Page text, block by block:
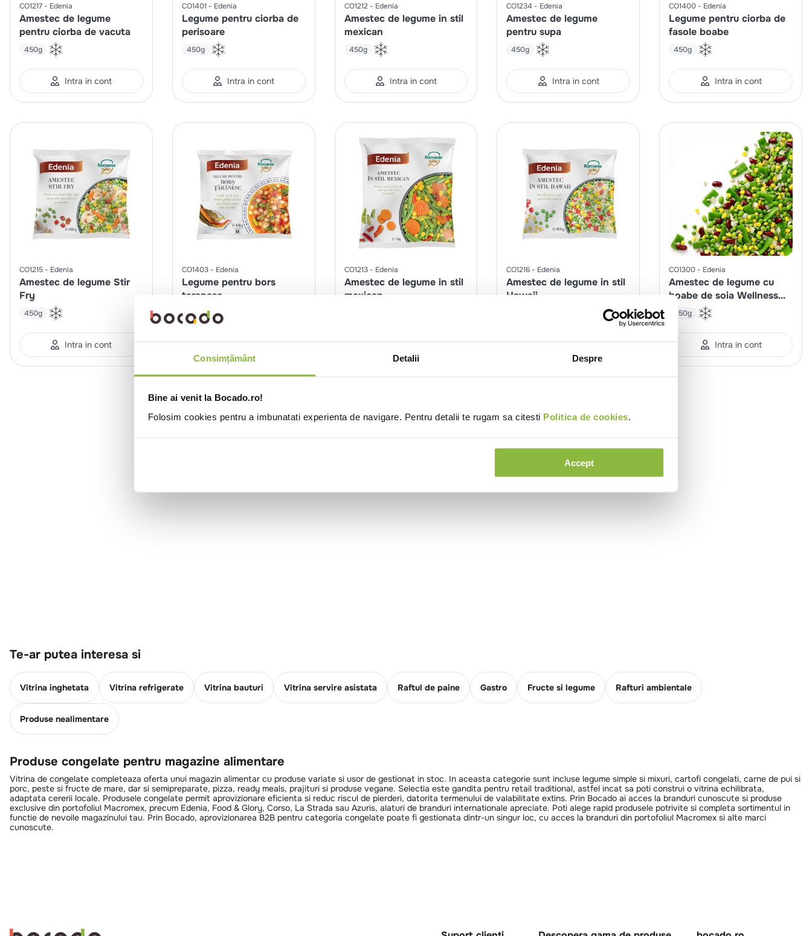
Consimțământ Detalii Despre
Bine ai venit la Bocado.ro!
Folosim cookies pentru a imbunatati experienta de navigare. Pentru detalii te rugam sa citesti Politica de cookies.
Accept
CO1217 Edenia
Amestec de legume
pentru ciorba de vacuta
450g
Intra in cont
CO1401 Edenia
Legume pentru ciorba de
perisoare
450g
Intra in cont
CO1212 Edenia
Amestec de legume in stil
mexican
450g
Intra in cont
CO1234 Edenia
Amestec de legume
pentru supa
450g
Intra in cont
CO1400 Edenia
Legume pentru ciorba de
fasole boabe
450g
Intra in cont
CO1215 Edenia
Amestec de legume Stir
Fry
450g
Intra in cont
CO1403 Edenia
Legume pentru bors
taranesc
450g
CO1213 Edenia
Amestec de legume in stil
mexican
CO1216 Edenia
Amestec de legume in stil
Hawaii
CO1300 Edenia
Amestec de legume cu
boabe de soia Wellness
mix
450g
Intra in cont
Te-ar putea interesa si
Vitrina inghetata Vitrina refrigerate Vitrina bauturi Vitrina servire asistata Raftul de paine Gastro Fructe si legume Rafturi ambientale
Produse nealimentare
Produse congelate pentru magazine alimentare
Vitrina de congelate completeaza oferta unui magazin alimentar cu produse variate si usor de gestionat in stoc. In aceasta categorie sunt incluse legume simple si mixuri, cartofi congelati, carne de pui si
porc, peste si fructe de mare, dar si semipreparate, pizza, ready meals, prajituri si produse vegane. Selectia este gandita pentru retail traditional, astfel incat sa poti construi o vitrina echilibrata,
adaptata cererii locale. Produsele congelate permit aprovizionare eficienta si reduc riscul de pierderi, datorita termenului de valabilitate extins. Prin Bocado ai acces la branduri cunoscute si produse
exclusive din portofoliul Macromex, precum Edenia, Food & Glory, Corso, La Strada sau Azuris, alaturi de branduri internationale apreciate. Poti alege rapid produsele potrivite si completa sortimentul in
functie de nevoile magazinului tau. Prin Bocado, aprovizionarea B2B pentru categoria congelate poate fi gestionata dintr-un singur loc, cu acces la branduri din portofoliul Macromex si alte marci
cunoscute.